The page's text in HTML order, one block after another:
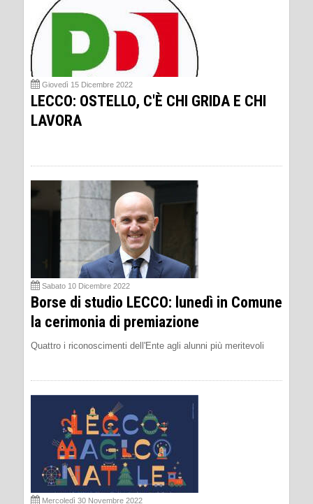
Giovedì 15 Dicembre 2022
LECCO: OSTELLO, C'È CHI GRIDA E CHI
LAVORA
Sabato 10 Dicembre 2022
Borse di studio LECCO: lunedì in Comune
la cerimonia di premiazione
Quattro i riconoscimenti dell'Ente agli alunni più meritevoli
Mercoledì 30 Novembre 2022